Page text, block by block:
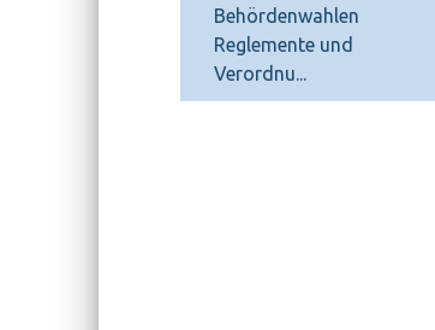
Behördenwahlen
Reglemente und
Verordnu...